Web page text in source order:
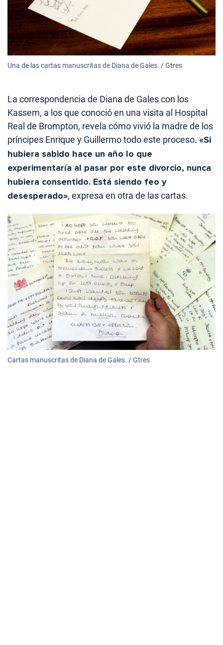
Una de las cartas manuscritas de Diana de Gales. / Gtres
La correspondencia de Diana de Gales con los
Kassem, a los que conoció en una visita al Hospital
Real de Brompton, revela cómo vivió la madre de los
príncipes Enrique y Guillermo todo este proceso. «Si
hubiera sabido hace un año lo que
experimentaría al pasar por este divorcio, nunca
hubiera consentido. Está siendo feo y
desesperado», expresa en otra de las cartas.
Cartas manuscritas de Diana de Gales. / Gtres